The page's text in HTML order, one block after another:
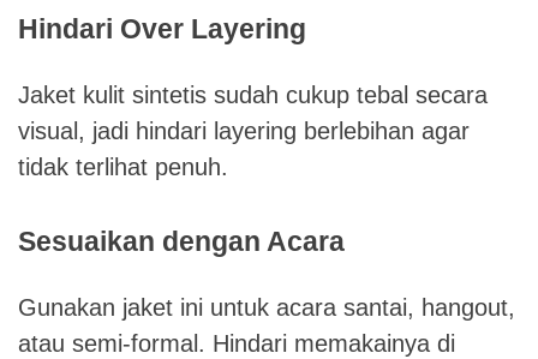
Hindari Over Layering
Jaket kulit sintetis sudah cukup tebal secara
visual, jadi hindari layering berlebihan agar
tidak terlihat penuh.
Sesuaikan dengan Acara
Gunakan jaket ini untuk acara santai, hangout,
atau semi-formal. Hindari memakainya di